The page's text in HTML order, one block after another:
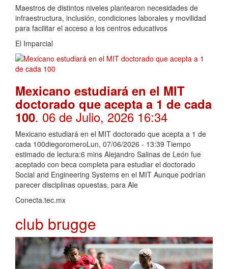
Maestros de distintos niveles plantearon necesidades de
infraestructura, inclusión, condiciones laborales y movilidad
para facilitar el acceso a los centros educativos
El Imparcial
Mexicano estudiará en el MIT
doctorado que acepta a 1 de cada
100. 06 de Julio, 2026 16:34
Mexicano estudiará en el MIT doctorado que acepta a 1 de
cada 100diegoromeroLun, 07/06/2026 - 13:39 Tiempo
estimado de lectura:6 mins Alejandro Salinas de León fue
aceptado con beca completa para estudiar el doctorado
Social and Engineering Systems en el MIT Aunque podrían
parecer disciplinas opuestas, para Ale
Conecta.tec.mx
club brugge